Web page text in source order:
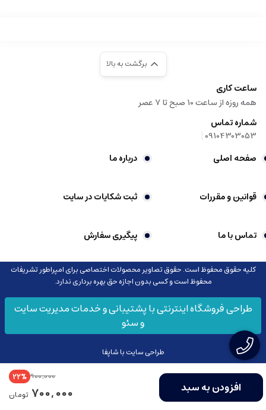
افزودن به سبد
900,000
22%
700,000 تومان
برگشت به بالا
ساعت کاری
همه روزه از ساعت 10 صبح تا 7 عصر
شماره تماس
09104303053
|
صفحه اصلی درباره ما
قوانین و مقررات ثبت شکایات در سایت
تماس با ما پیگیری سفارش
کلیه حقوق محفوظ است. حقوق تصاویر محصولات اختصاصی برای امپراطور تشریفات
محفوظ است و کسی بدون اجازه حق بهره برداری ندارد.
طراحی فروشگاه اینترنتی با پشتیبانی و خدمات مدیریت سایت
و سئو
طراحی سایت با شاپفا